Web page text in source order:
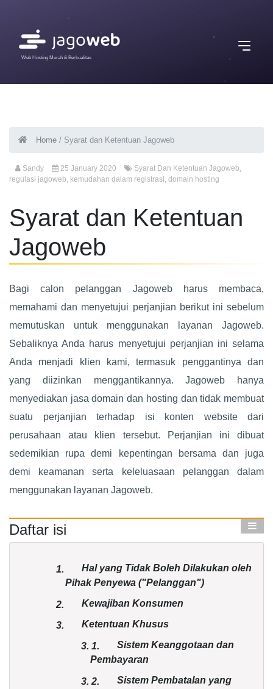
Web Hosting Murah & Berkualitas
Home / Syarat dan Ketentuan Jagoweb
Sandy 25 January 2020 Syarat Dan Ketentuan Jagoweb,
regulasi jagoweb, kemudahan dalam registrasi, domain hosting
Syarat dan Ketentuan
Jagoweb
Bagi calon pelanggan Jagoweb harus membaca,
memahami dan menyetujui perjanjian berikut ini sebelum
memutuskan untuk menggunakan layanan Jagoweb.
Sebaliknya Anda harus menyetujui perjanjian ini selama
Anda menjadi klien kami, termasuk penggantinya dan
yang diizinkan menggantikannya. Jagoweb hanya
menyediakan jasa domain dan hosting dan tidak membuat
suatu perjanjian terhadap isi konten website dari
perusahaan atau klien tersebut. Perjanjian ini dibuat
sedemikian rupa demi kepentingan bersama dan juga
demi keamanan serta keleluasaan pelanggan dalam
menggunakan layanan Jagoweb.
Daftar isi
1.
Hal yang Tidak Boleh Dilakukan oleh
Pihak Penyewa ("Pelanggan")
2. Kewajiban Konsumen
3. Ketentuan Khusus
3. 1.
Sistem Keanggotaan dan
Pembayaran
3. 2.
Sistem Pembatalan yang